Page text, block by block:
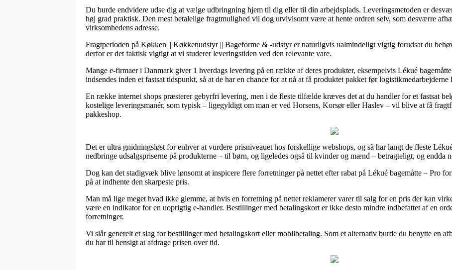
Du burde endvidere udse dig at vælge udbringning hjem til dig eller til din arbejdsplads. Leveringsmetoden er
høj grad praktisk. Den mest betalelige fragtmulighed vil dog utvivlsomt være at hente ordren selv, som desværre
virksomhedens adresse.
Fragtperioden på Køkken || Køkkenudstyr || Bageforme & -udstyr er naturligvis ualmindeligt vigtig forudsat du
derfor er det faktisk vigtigt at vi studerer leveringstiden ved den relevante vare.
Mange e-firmaer i Danmark giver 1 hverdags levering på en række af deres produkter, eksempelvis Lékué
indsendes inden et fastsat tidspunkt, så at de har en chance for at nå at få produktet pakket før logistikmedarbejderne
En række internet shops præsterer gebyrfri levering, men i de fleste tilfælde kræves det at du handler for et fastsat
kostelige leveringsmanér, som typisk – ligegyldigt om man er ved Horsens, Korsør eller Haslev – vil blive at få
pakkeshop.
Det er ultra gnidningsløst for enhver at vurdere prisniveauet hos forskellige webshops, og så har langt de fleste
nedbringe udsalgspriserne på produkterne – til børn, og ligeledes også til kvinder og mænd – betragteligt, og endda
Dog kan det stadigvæk blive lønsomt at inspicere flere forretninger på nettet efter rabat på Lékué bagemåtte – Pro
på at indhente den skarpeste pris.
Man må lige meget hvad ikke glemme, at hvis en forretning på nettet reklamerer varer til salg for en pris der kan
være en indikator for en uoprigtig e-handler. Bestillinger med betalingskort er ikke desto mindre indbefattet af en
forretninger.
Vi slår generelt et slag for bestillinger med betalingskort eller mobilbetaling. Som et alternativ burde du benytte en
du har til hensigt at afdrage prisen over tid.